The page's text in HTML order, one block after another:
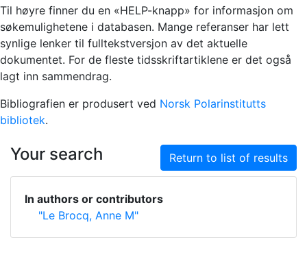
Til høyre finner du en «HELP-knapp» for informasjon om
søkemulighetene i databasen. Mange referanser har lett
synlige lenker til fulltekstversjon av det aktuelle
dokumentet. For de fleste tidsskriftartiklene er det også
lagt inn sammendrag.
Bibliografien er produsert ved Norsk Polarinstitutts
bibliotek.
Your search Return to list of results
In authors or contributors
"Le Brocq, Anne M"